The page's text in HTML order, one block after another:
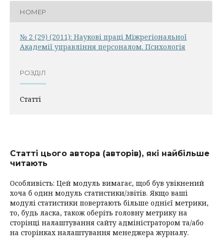
НОМЕР
№ 2 (29) (2011): Наукові праці Міжрегіональної
Академії управління персоналом. Психологія
РОЗДІЛ
Статті
Статті цього автора (авторів), які найбільше
читають
Особливість: Цей модуль вимагає, щоб був увікнений
хоча б один модуль статистики/звітів. Якщо ваші
модулі статистики повертають більше однієї метрики,
то, будь ласка, також оберіть головну метрику на
сторінці налаштування сайту адміністратором та/або
на сторінках налаштування менеджера журналу.